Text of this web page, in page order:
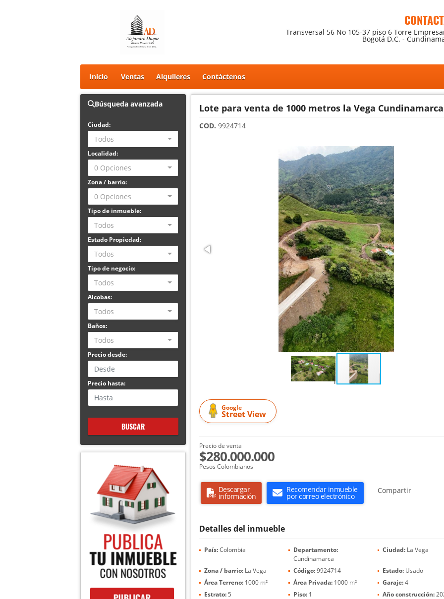
Transversal 56 No 105-37 piso 6 Torre
Bogotá D.C. -
Inicio Ventas Alquileres Contáctenos
Búsqueda avanzada
Ciudad:
Todos
Localidad:
0 Opciones
Zona / barrio:
0 Opciones
Tipo de inmueble:
Todos
Estado Propiedad:
Todos
Tipo de negocio:
Todos
Alcobas:
Todos
Baños:
Todos
Precio desde:
Precio hasta:
BUSCAR
Lote para venta de 1000 metros la Vega Cundinamarca
COD. 9924714
Google
Street View
Precio de venta
$280.000.000
Pesos Colombianos
Descargar
información
Recomendar inmueble
por correo electrónico
Compartir
Detalles del inmueble
País:Colombia
Departamento:
Cundinamarca
Ciudad: La Vega
Zona / barrio:La Vega Código:9924714 Estado: Usado
Área Terreno:1000 m² Área Privada:1000 m² Garaje:4
Estrato:5 Piso:1 Año construcción: